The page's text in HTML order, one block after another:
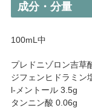
成分・分量
100mL中
プレドニゾロン吉草
ジフェンヒドラミン
l-メントール 3.5g
タンニン酸 0.06g